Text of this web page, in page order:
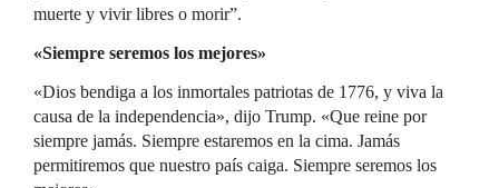
muerte y vivir libres o morir”.
«Siempre seremos los mejores»
«Dios bendiga a los inmortales patriotas de 1776, y viva la
causa de la independencia», dijo Trump. «Que reine por
siempre jamás. Siempre estaremos en la cima. Jamás
permitiremos que nuestro país caiga. Siempre seremos los